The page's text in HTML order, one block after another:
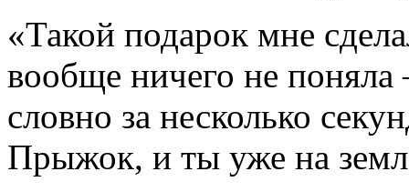
«Такой подарок мне
вообще ничего не
словно за несколько
Прыжок, и ты уже на